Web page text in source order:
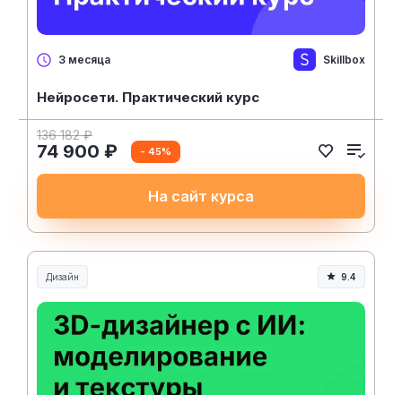
3 месяца Skillbox
Нейросети. Практический курс
136 182 ₽
74 900 ₽ - 45%
На сайт курса
Дизайн 9.4